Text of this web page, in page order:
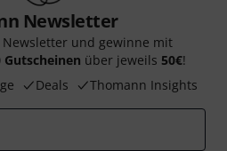
Newsletter
und gewinne mit
Gutscheinen über jeweils 50€!
Deals Thomann Insights